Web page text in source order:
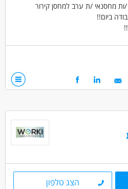
מחסנאי /ת ערב למחסן קירור
ואחסון
הצג טלפון